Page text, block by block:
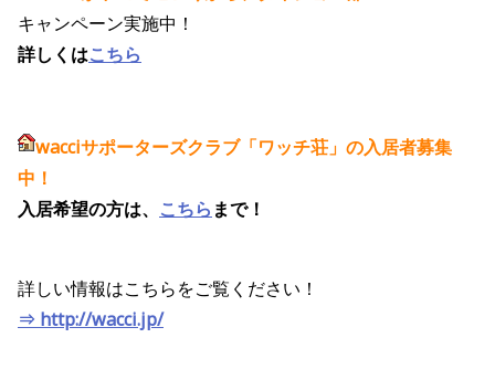
キャンペーン実施中！
詳しくはこちら
wacciサポーターズクラブ「ワッチ荘」の入居者募集
中！
入居希望の方は、 こちら まで！
詳しい情報はこちらをご覧ください！
⇒ http://wacci.jp/